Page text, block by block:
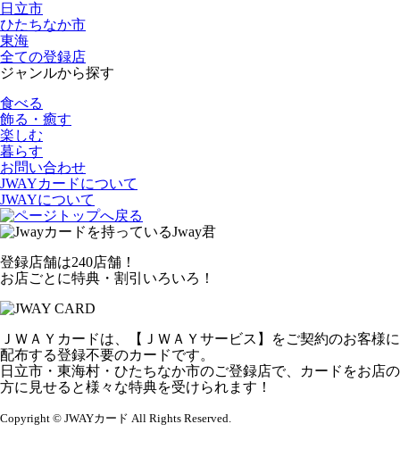
日立市
ひたちなか市
東海
全ての登録店
ジャンルから探す
食べる
飾る・癒す
楽しむ
暮らす
お問い合わせ
JWAYカードについて
JWAYについて
登録店舗は240店舗！
お店ごとに特典・割引いろいろ！
ＪＷＡＹカードは、【ＪＷＡＹサービス】をご契約のお客様に
配布する登録不要のカードです。
日立市・東海村・ひたちなか市のご登録店で、カードをお店の
方に見せると様々な特典を受けられます！
Copyright © JWAYカード All Rights Reserved.